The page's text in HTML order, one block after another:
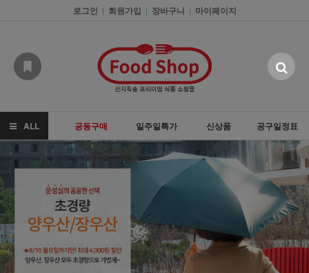
로그인 | 회원가입 | 장바구니 | 마이페이지
ALL 공동구매 일주일특가 신상품 공구일정표